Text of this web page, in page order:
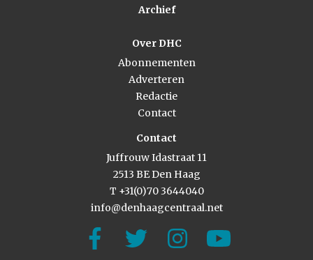
Archief
Over DHC
Abonnementen
Adverteren
Redactie
Contact
Contact
Juffrouw Idastraat 11
2513 BE Den Haag
T +31(0)70 3644040
info@denhaagcentraal.net